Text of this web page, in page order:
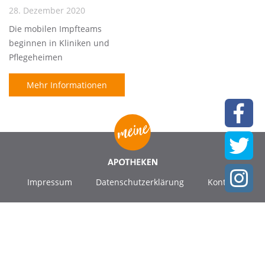
28. Dezember 2020
Die mobilen Impfteams
beginnen in Kliniken und
Pflegeheimen
Mehr Informationen
Impressum Datenschutzerklärung Kontakt